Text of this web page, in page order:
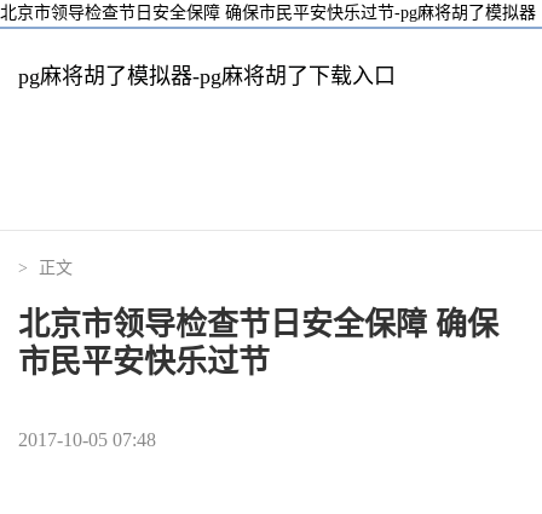
北京市领导检查节日安全保障 确保市民平安快乐过节-pg麻将胡了模拟器
pg麻将胡了模拟器-pg麻将胡了下载入口
> 正文
北京市领导检查节日安全保障 确保
市民平安快乐过节
2017-10-05 07:48